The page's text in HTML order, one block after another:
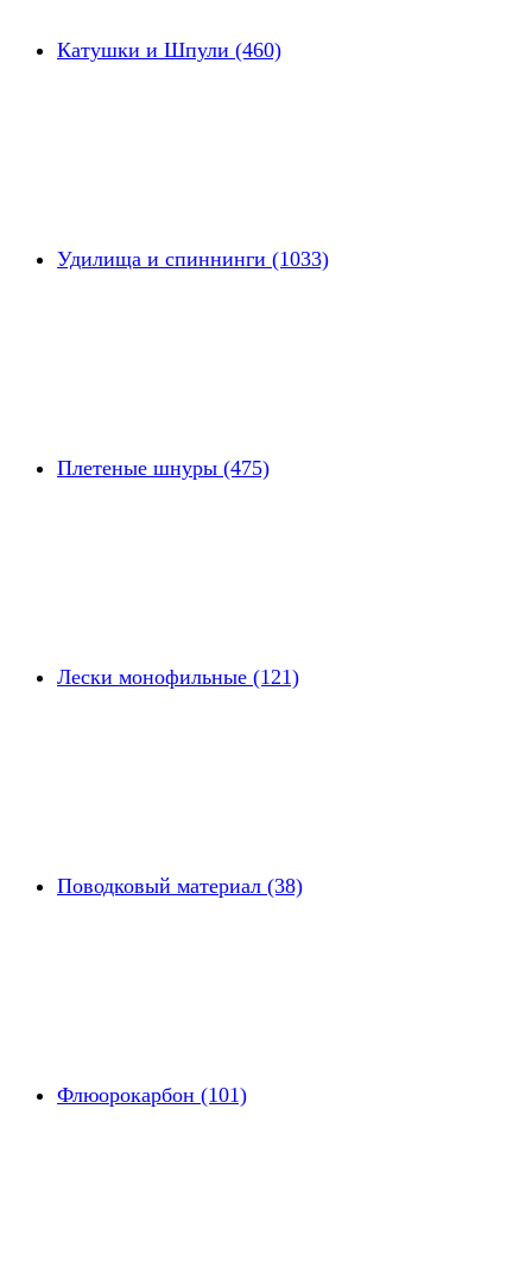
Катушки и Шпули (460)
Удилища и спиннинги (1033)
Плетеные шнуры (475)
Лески монофильные (121)
Поводковый материал (38)
Флюорокарбон (101)